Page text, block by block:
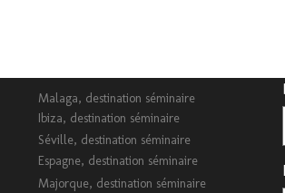
Malaga, destination séminaire
Majorque, destination séminaire
Ibiza, destination séminaire
Séville, destination séminaire
Espagne, destination séminaire